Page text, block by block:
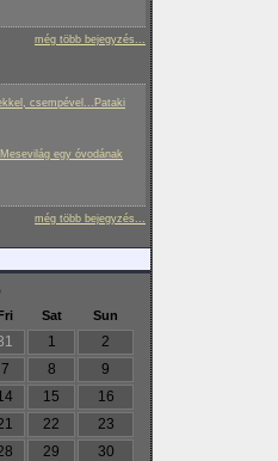
még több bejegyzés...
csempével...Pataki
egy óvodának
még több bejegyzés...
Sat Sun
1
2
7 8
9
15
16
22
23
29
30